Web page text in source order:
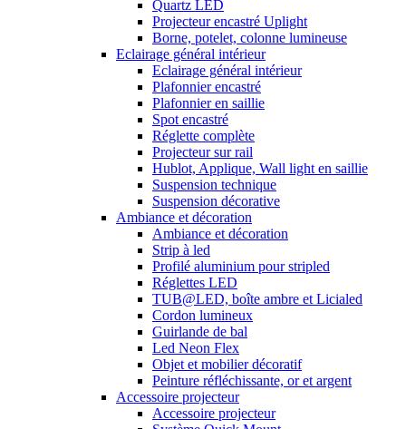
Quartz LED
Projecteur encastré Uplight
Borne, potelet, colonne lumineuse
Eclairage général intérieur
Eclairage général intérieur
Plafonnier encastré
Plafonnier en saillie
Spot encastré
Réglette complète
Projecteur sur rail
Hublot, Applique, Wall light en saillie
Suspension technique
Suspension décorative
Ambiance et décoration
Ambiance et décoration
Strip à led
Profilé aluminium pour stripled
Réglettes LED
TUB@LED, boîte ambre et Licialed
Cordon lumineux
Guirlande de bal
Led Neon Flex
Objet et mobilier décoratif
Peinture réfléchissante, or et argent
Accessoire projecteur
Accessoire projecteur